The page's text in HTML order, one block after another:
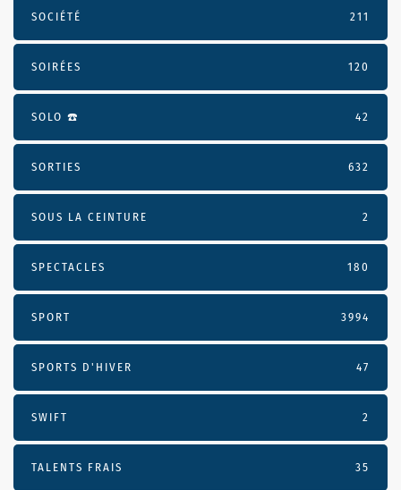
SOCIÉTÉ 211
SOIRÉES 120
SOLO ☎️ 42
SORTIES 632
SOUS LA CEINTURE 2
SPECTACLES 180
SPORT 3994
SPORTS D'HIVER 47
SWIFT 2
TALENTS FRAIS 35